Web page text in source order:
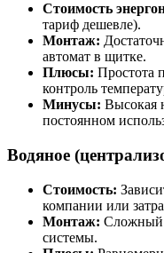
Стоимость
тариф дешевле).
Монтаж:
автомат в щитке.
Плюсы: Простота
контроль
Минусы: Высокая
постоянном
Водяное
Стоимость:
компании или
Монтаж: Сложный
системы.